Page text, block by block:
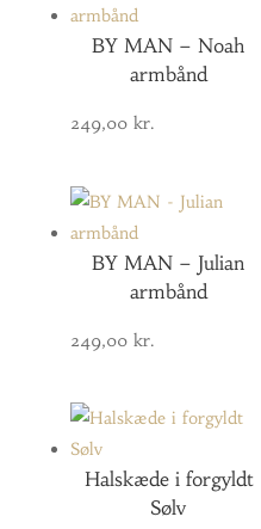
BY MAN – Noah
armbånd
249,00 kr.
BY MAN – Julian
armbånd
249,00 kr.
Halskæde i forgyldt
Sølv